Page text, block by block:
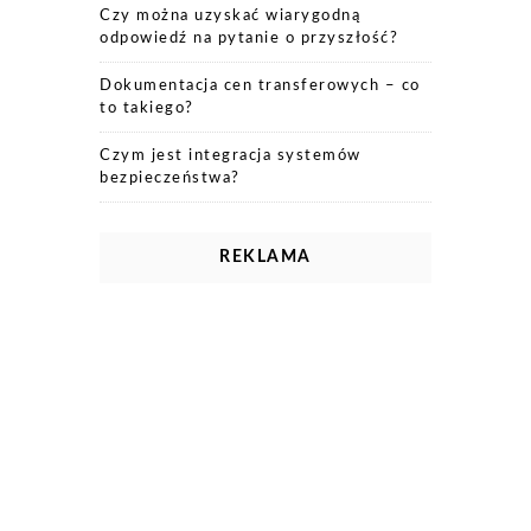
Czy można uzyskać wiarygodną
odpowiedź na pytanie o przyszłość?
Dokumentacja cen transferowych – co
to takiego?
Czym jest integracja systemów
bezpieczeństwa?
REKLAMA